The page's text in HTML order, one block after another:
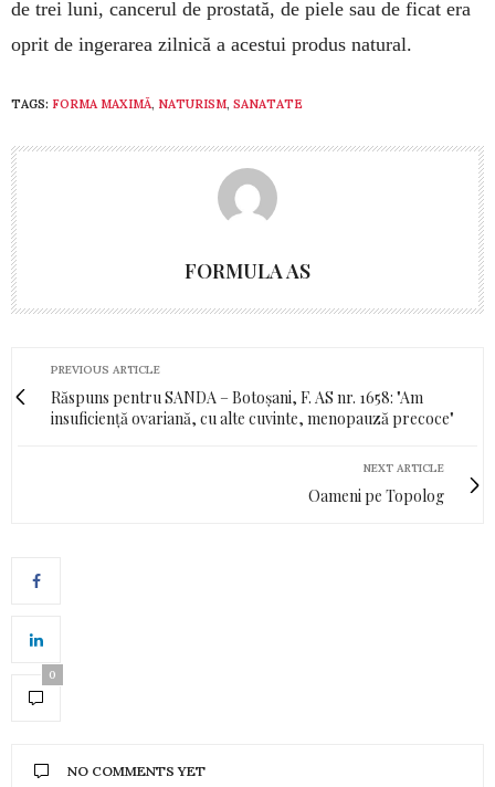
de trei luni, can­cerul de pros­tată, de piele sau de ficat era
oprit de in­gerarea zil­ni­că a acestui produs natural.
TAGS: FORMA MAXIMĂ, NATURISM, SANATATE
FORMULA AS
PREVIOUS ARTICLE
Răspuns pentru SANDA – Botoșani, F. AS nr. 1658: "Am
insuficiență ovariană, cu alte cuvinte, menopauză precoce"
NEXT ARTICLE
Oameni pe Topolog
0
NO COMMENTS YET